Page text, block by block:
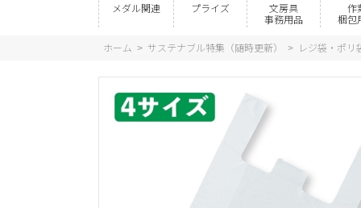
メダル関連 プライズ
文房具
事務用品
作
梱包
ホーム > サステナブル特集（随時更新） > レジ袋・ポリ